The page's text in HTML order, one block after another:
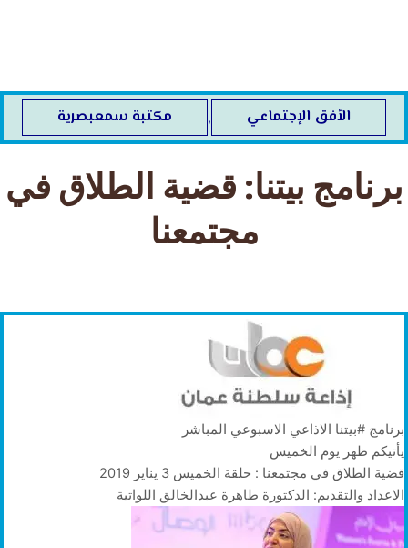
الأفق الإجتماعي , مكتبة سمعبصرية
برنامج بيتنا: قضية الطلاق في
مجتمعنا
برنامج #بيتنا الاذاعي الاسبوعي المباشر
يأتيكم ظهر يوم الخميس
قضية الطلاق في مجتمعنا : حلقة الخميس 3 يناير 2019
الاعداد والتقديم: الدكتورة طاهرة عبدالخالق اللواتية